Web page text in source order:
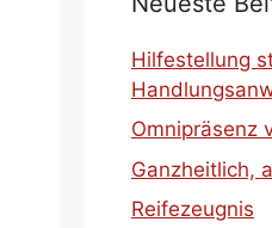
Hilfestellung
Omnipräsenz
Ganzheitlich,
Reifezeugnis